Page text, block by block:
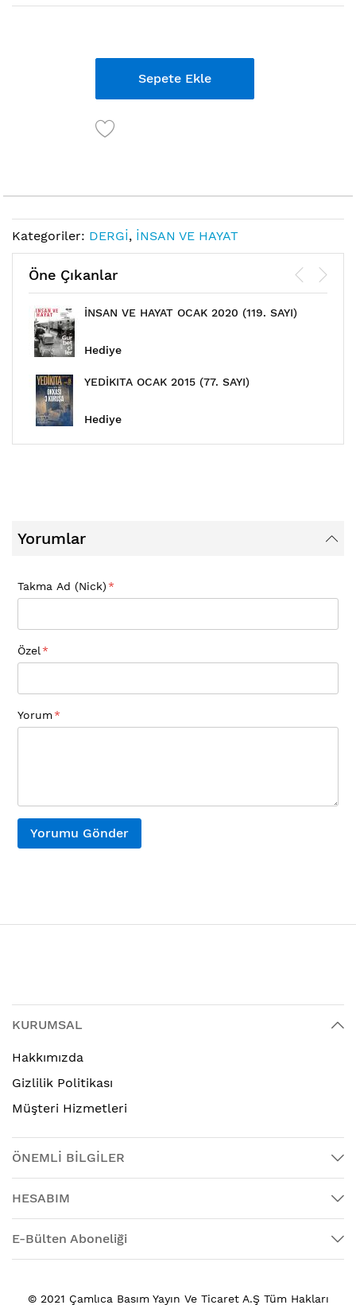
Sepete Ekle
Kategoriler: DERGİ, İNSAN VE HAYAT
Öne Çıkanlar
İNSAN VE HAYAT OCAK 2020 (119. SAYI)
Hediye
YEDİKITA OCAK 2015 (77. SAYI)
Hediye
Yorumlar
Takma Ad (Nick)
Özel
Yorum
Yorumu Gönder
KURUMSAL
Hakkımızda
Gizlilik Politikası
Müşteri Hizmetleri
ÖNEMLİ BİLGİLER
HESABIM
E-Bülten Aboneliği
© 2021 Çamlıca Basım Yayın Ve Ticaret A.Ş Tüm Hakları